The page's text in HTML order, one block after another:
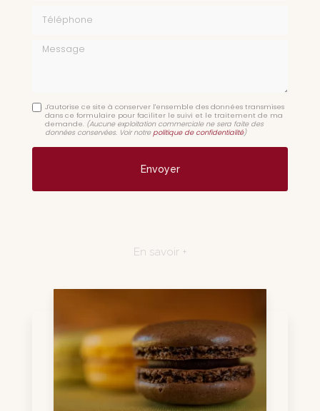
Message
J'autorise ce site à conserver l'ensemble des données transmises
dans ce formulaire pour faciliter le suivi et le traitement de ma
demande. (Aucune exploitation commerciale ne sera faite des
données conservées. Voir notre politique de confidentialité)
En savoir +